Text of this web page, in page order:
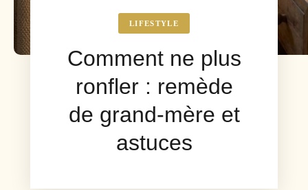
LIFESTYLE
Comment ne plus
ronfler : remède
de grand-mère et
astuces